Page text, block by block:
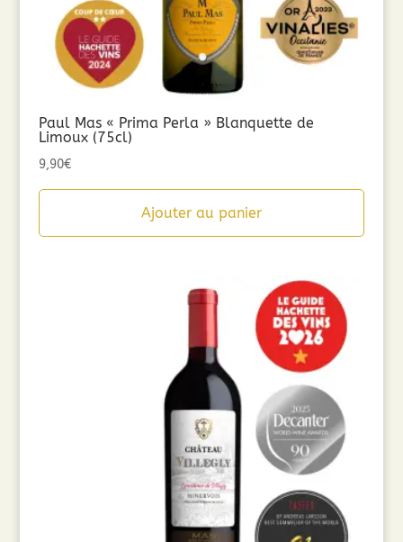
Paul Mas « Prima Perla » Blanquette de
Limoux (75cl)
9,90€
Ajouter au panier